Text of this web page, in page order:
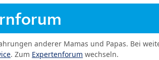
anderer Mamas und Papas. Bei
. Zum Expertenforum wechseln.